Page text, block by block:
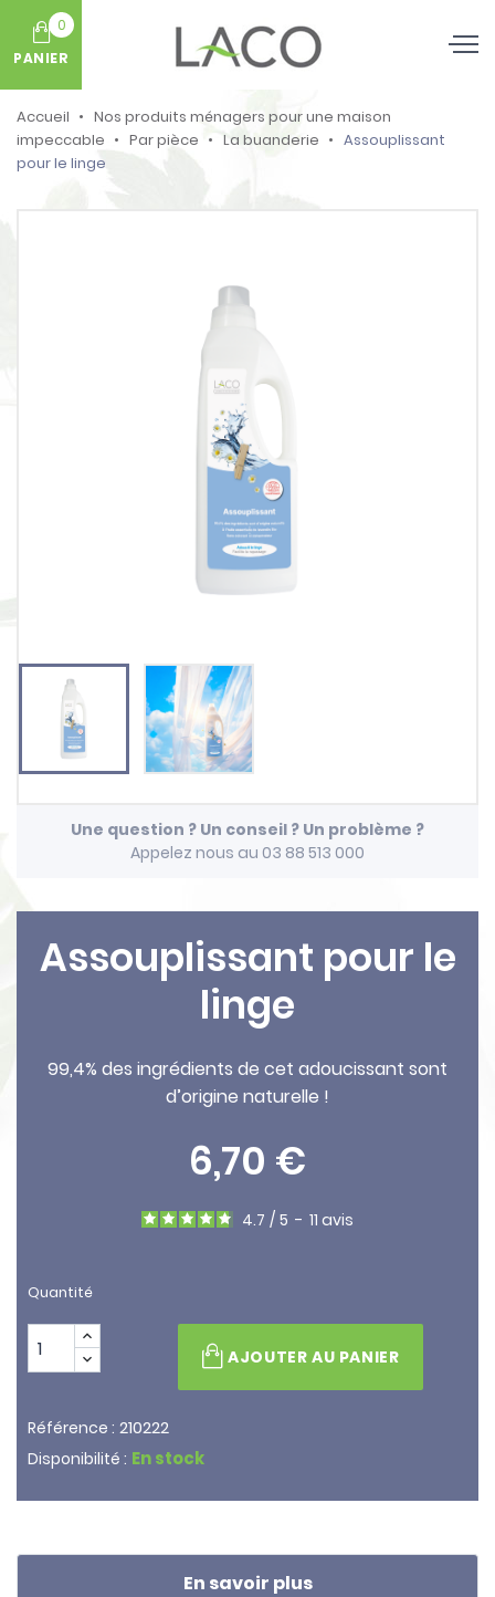
0
PANIER
Accueil
Nos produits ménagers pour une maison
impeccable
Par pièce La buanderie
Assouplissant
pour le linge
Une question ? Un conseil ? Un problème ?
Appelez nous au 03 88 513 000
Assouplissant pour le
linge
99,4% des ingrédients de cet adoucissant sont
d’origine naturelle !
6,70 €
4.7 / 5 - 11 avis
Quantité
AJOUTER AU PANIER
Référence : 210222
Disponibilité : En stock
En savoir plus